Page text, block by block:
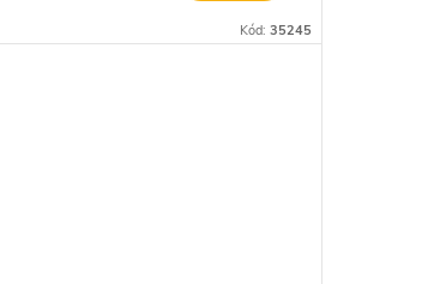
Kód: 35245